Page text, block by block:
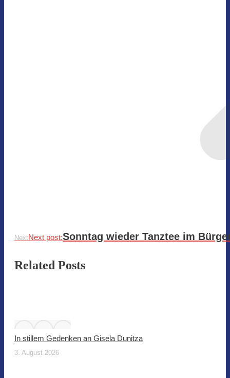
NextNext post:Sonntag wieder Tanztee im
Related Posts
In stillem Gedenken an Gisela Dunitza
3. August 2026